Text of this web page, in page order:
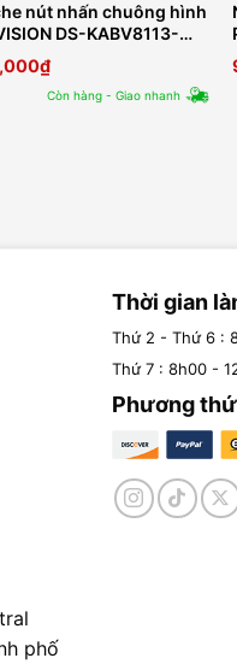
nút nhấn chuông hình
DS-KABV8113-
₫
Còn hàng - Giao nhanh
phố
Thời gian
Thứ 2 - Thứ 6 :
Thứ 7 : 8h00 -
Phương